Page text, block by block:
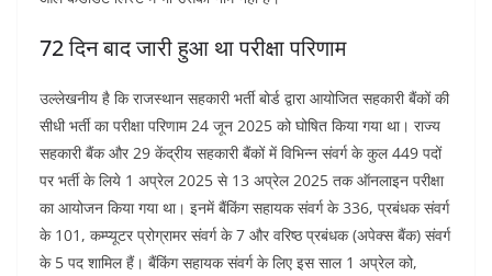
72 दिन बाद जारी हुआ था परीक्षा परिणाम
उल्लेखनीय है कि राजस्थान सहकारी भर्ती बोर्ड द्वारा आयोजित सहकारी बैंकों की
सीधी भर्ती का परीक्षा परिणाम 24 जून 2025 को घोषित किया गया था। राज्य
सहकारी बैंक और 29 केंद्रीय सहकारी बैंकों में विभिन्न संवर्ग के कुल 449 पदों
पर भर्ती के लिये 1 अप्रेल 2025 से 13 अप्रेल 2025 तक ऑनलाइन परीक्षा
का आयोजन किया गया था। इनमें बैंकिंग सहायक संवर्ग के 336, प्रबंधक संवर्ग
के 101, कम्प्यूटर प्रोग्रामर संवर्ग के 7 और वरिष्ठ प्रबंधक (अपेक्स बैंक) संवर्ग
के 5 पद शामिल हैं। बैंकिंग सहायक संवर्ग के लिए इस साल 1 अप्रेल को,